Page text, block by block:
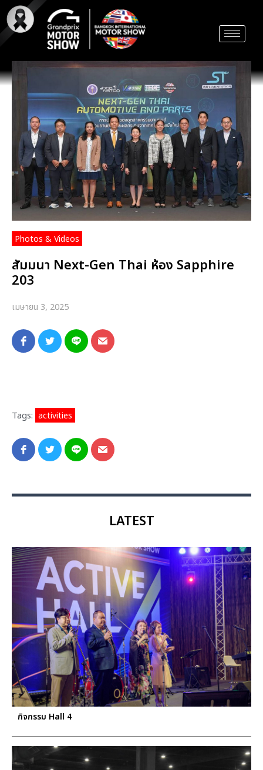
Skip
to
content
Photos & Videos
สัมมนา Next-Gen Thai ห้อง Sapphire
203
เมษายน 3, 2025
Tags: activities
LATEST
กิจกรรม Hall 4